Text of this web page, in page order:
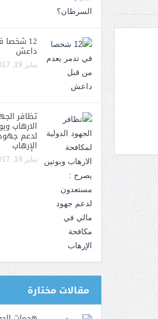
12
داعش
يناير 19, 2017
تظافر
الارهاب
لدعم
الإرهاب
يناير 19, 2017
مقالات مختارة